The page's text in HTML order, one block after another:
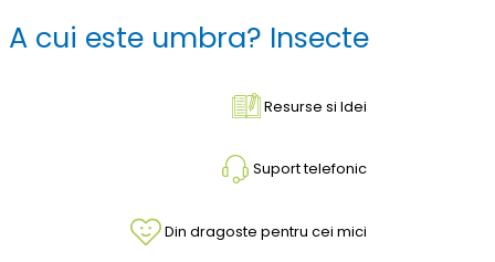
A cui este umbra? Insecte
Resurse si Idei
Suport telefonic
Din dragoste pentru cei mici